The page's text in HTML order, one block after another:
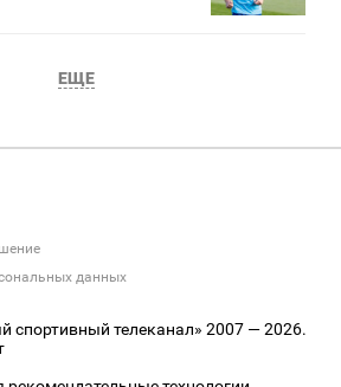
ЕЩЕ
данных
телеканал» 2007 — 2026.